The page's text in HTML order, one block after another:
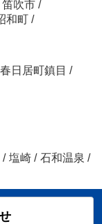
笛吹市 /
和町 /
春日居町鎮目 /
/ 塩崎 / 石和温泉 /